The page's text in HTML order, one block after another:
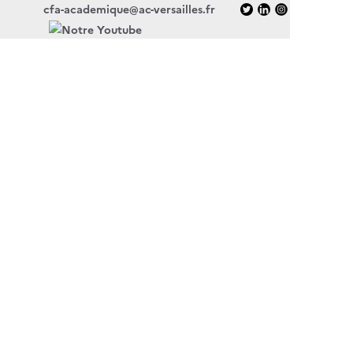
cfa-academique@ac-versailles.fr